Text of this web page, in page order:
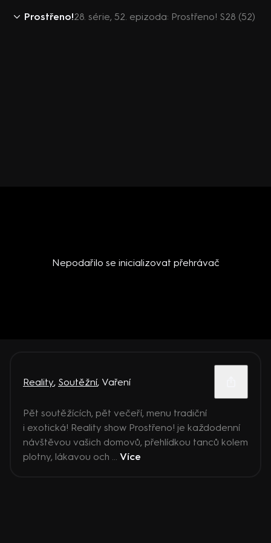
Prostřeno!28. série, 52. epizoda: Prostřeno! S28 (52)
Nepodařilo se inicializovat přehrávač
Reality, Soutěžní, Vaření
Pět soutěžících, pět večeří, menu tradiční
i exotická! Reality show Prostřeno! je každodenní
návštěvou vašich domovů, přehlídkou tanců kolem
plotny, lákavou och ... Více